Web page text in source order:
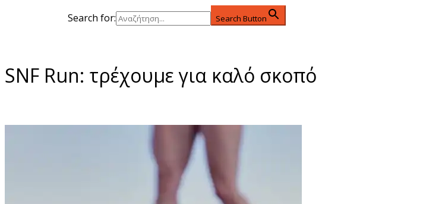
Search for: Search Button
SNF Run: τρέχουμε για καλό σκοπό